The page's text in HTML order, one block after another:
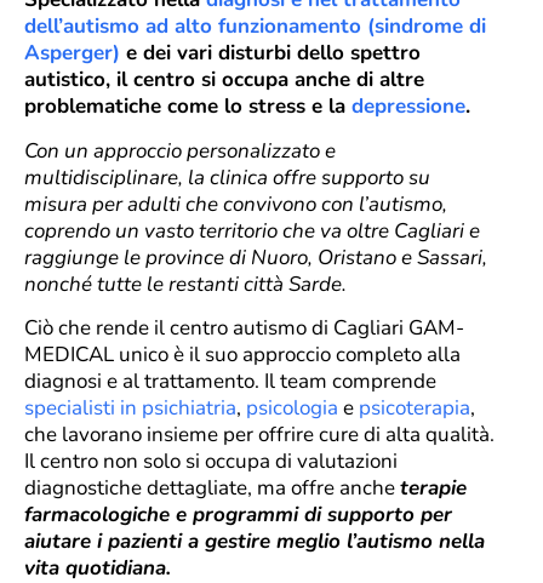
dell’autismo ad alto funzionamento (sindrome di
Asperger) e dei vari disturbi dello spettro
autistico, il centro si occupa anche di altre
problematiche come lo stress e la depressione.
Con un approccio personalizzato e
multidisciplinare, la clinica offre supporto su
misura per adulti che convivono con l’autismo,
coprendo un vasto territorio che va oltre Cagliari e
raggiunge le province di Nuoro, Oristano e Sassari,
nonché tutte le restanti città Sarde.
Ciò che rende il centro autismo di Cagliari GAM-
MEDICAL unico è il suo approccio completo alla
diagnosi e al trattamento. Il team comprende
specialisti in psichiatria, psicologia e psicoterapia,
che lavorano insieme per offrire cure di alta qualità.
Il centro non solo si occupa di valutazioni
diagnostiche dettagliate, ma offre ancheterapie
farmacologiche e programmi di supporto per
aiutare i pazienti a gestire meglio l’autismo nella
vita quotidiana.